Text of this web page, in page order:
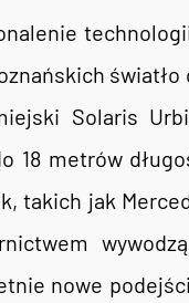
Solaris
18 metrów
takich jak
nowe